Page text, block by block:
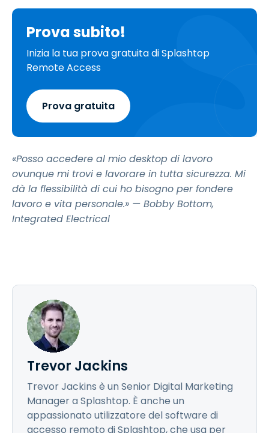
Prova subito!
Inizia la tua prova gratuita di Splashtop
Remote Access
Prova gratuita
«Posso accedere al mio desktop di lavoro
ovunque mi trovi e lavorare in tutta sicurezza. Mi
dà la flessibilità di cui ho bisogno per fondere
lavoro e vita personale.» — Bobby Bottom,
Integrated Electrical
Trevor Jackins
Trevor Jackins è un Senior Digital Marketing
Manager a Splashtop. È anche un
appassionato utilizzatore del software di
accesso remoto di Splashtop, che usa per